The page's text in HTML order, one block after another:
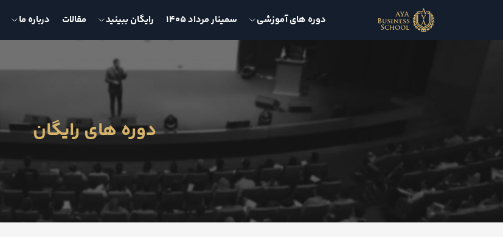
دوره های آموزشی سمینار مرداد 1405 رایگان ببینید مقالات درباره ما
دوره های رایگان